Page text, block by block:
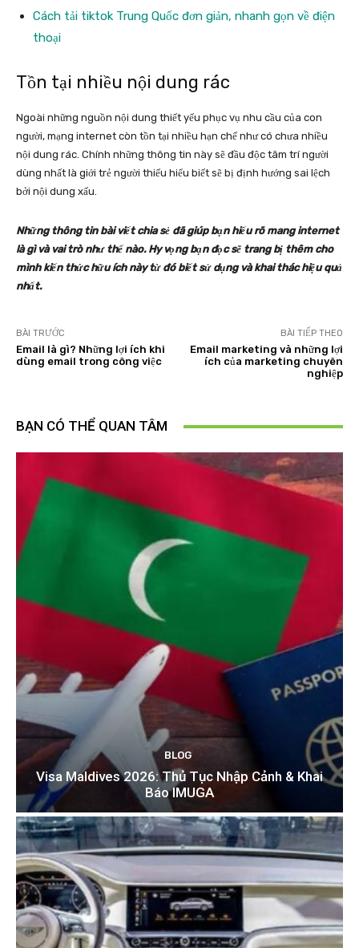
Cách tải tiktok Trung Quốc đơn giản, nhanh gọn về điện
thoại
Tồn tại nhiều nội dung rác
Ngoài những nguồn nội dung thiết yếu phục vụ nhu cầu của con
người, mạng internet còn tồn tại nhiều hạn chế như có chưa nhiều
nội dung rác. Chính những thông tin này sẽ đầu độc tâm trí người
dùng nhất là giới trẻ người thiếu hiểu biết sẽ bị định hướng sai lệch
bởi nội dung xấu.
Những thông tin bài viết chia sẻ đã giúp bạn hiểu rõ mang internet
là gì và vai trò như thế nào. Hy vọng bạn đọc sẽ trang bị thêm cho
mình kiến thức hữu ích này từ đó biết sử dụng và khai thác hiệu quả
nhất.
BÀI TRƯỚC
Email là gì? Những lợi ích khi
dùng email trong công việc
BÀI TIẾP THEO
Email marketing và những lợi
ích của marketing chuyên
nghiệp
BẠN CÓ THỂ QUAN TÂM
BLOG
Visa Maldives 2026: Thủ Tục Nhập Cảnh & Khai
Báo IMUGA